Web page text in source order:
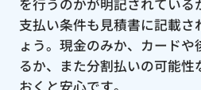
支払い条件も見積書に記載さ
ょう。現金のみか、カード
るか、また分割払いの可能性
おくと安心です。